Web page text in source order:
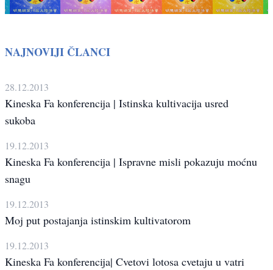
NAJNOVIJI ČLANCI
28.12.2013
Kineska Fa konferencija | Istinska kultivacija usred
sukoba
19.12.2013
Kineska Fa konferencija | Ispravne misli pokazuju moćnu
snagu
19.12.2013
Moj put postajanja istinskim kultivatorom
19.12.2013
Kineska Fa konferencija| Cvetovi lotosa cvetaju u vatri